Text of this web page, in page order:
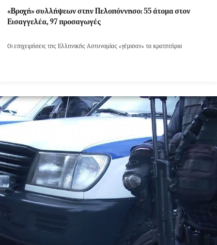
«Βροχή» συλλήψεων στην Πελοπόννησο: 55 άτομα στον
Εισαγγελέα, 97 προσαγωγές
Οι επιχειρήσεις της Ελληνικής Αστυνομίας «γέμισαν» τα κρατητήρια